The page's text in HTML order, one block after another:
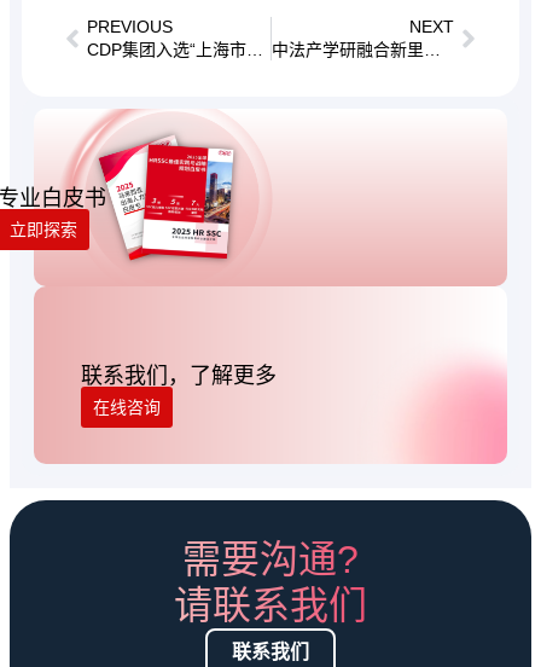
PREVIOUS
NEXT
业白皮书
立即探索
联系我们，了解更多
在线咨询
需要沟通?
请联系我们
联系我们